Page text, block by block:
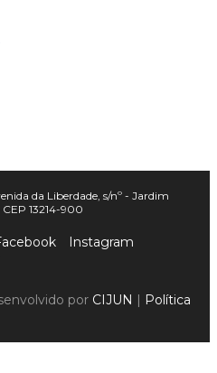
da Liberdade, s/nº - Jardim
13214-900
Instagram
por CIJUN | Política